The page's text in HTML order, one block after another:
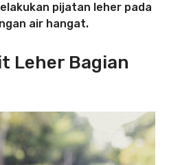
pijatan leher pada
air hangat.
Leher Bagian